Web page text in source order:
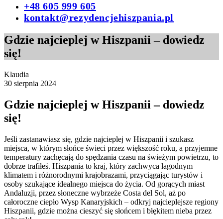
+48 605 999 605
kontakt@rezydencjehiszpania.pl
Gdzie najcieplej w Hiszpanii – dowiedz
się!
Klaudia
30 sierpnia 2024
Gdzie najcieplej w Hiszpanii – dowiedz
się!
Jeśli zastanawiasz się, gdzie najcieplej w Hiszpanii i szukasz
miejsca, w którym słońce świeci przez większość roku, a przyjemne
temperatury zachęcają do spędzania czasu na świeżym powietrzu, to
dobrze trafiłeś. Hiszpania to kraj, który zachwyca łagodnym
klimatem i różnorodnymi krajobrazami, przyciągając turystów i
osoby szukające idealnego miejsca do życia. Od gorących miast
Andaluzji, przez słoneczne wybrzeże Costa del Sol, aż po
całoroczne ciepło Wysp Kanaryjskich – odkryj najcieplejsze regiony
Hiszpanii, gdzie można cieszyć się słońcem i błękitem nieba przez